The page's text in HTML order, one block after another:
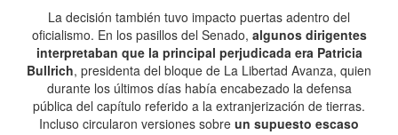
La decisión también tuvo impacto puertas adentro del
oficialismo. En los pasillos del Senado, algunos dirigentes
interpretaban que la principal perjudicada era Patricia
Bullrich, presidenta del bloque de La Libertad Avanza, quien
durante los últimos días había encabezado la defensa
pública del capítulo referido a la extranjerización de tierras.
Incluso circularon versiones sobre un supuesto escaso